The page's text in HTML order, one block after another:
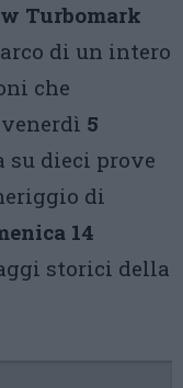
Turbomark
di un intero
che
5
su dieci prove
di
14
storici della